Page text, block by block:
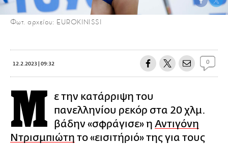
Φωτ. αρχείου: EUROKINISSI
12.2.2023 | 09:32 0
Μ
ε την κατάρριψη του
πανελληνίου ρεκόρ στα 20 χλμ.
βάδην «σφράγισε» η Αντιγόνη
Ντρισμπιώτη το «εισιτήριό» της για τους